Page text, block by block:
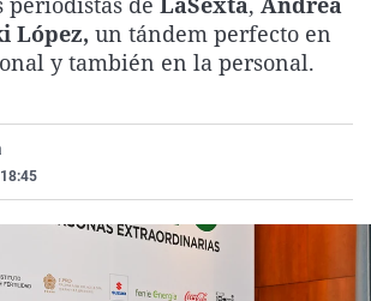
La rosa de los vientos
Gente viajera
Caso
Retornados
Extremadura
Galicia
Virales
Televisión
López, un tándem perfecto en
y también en la personal.